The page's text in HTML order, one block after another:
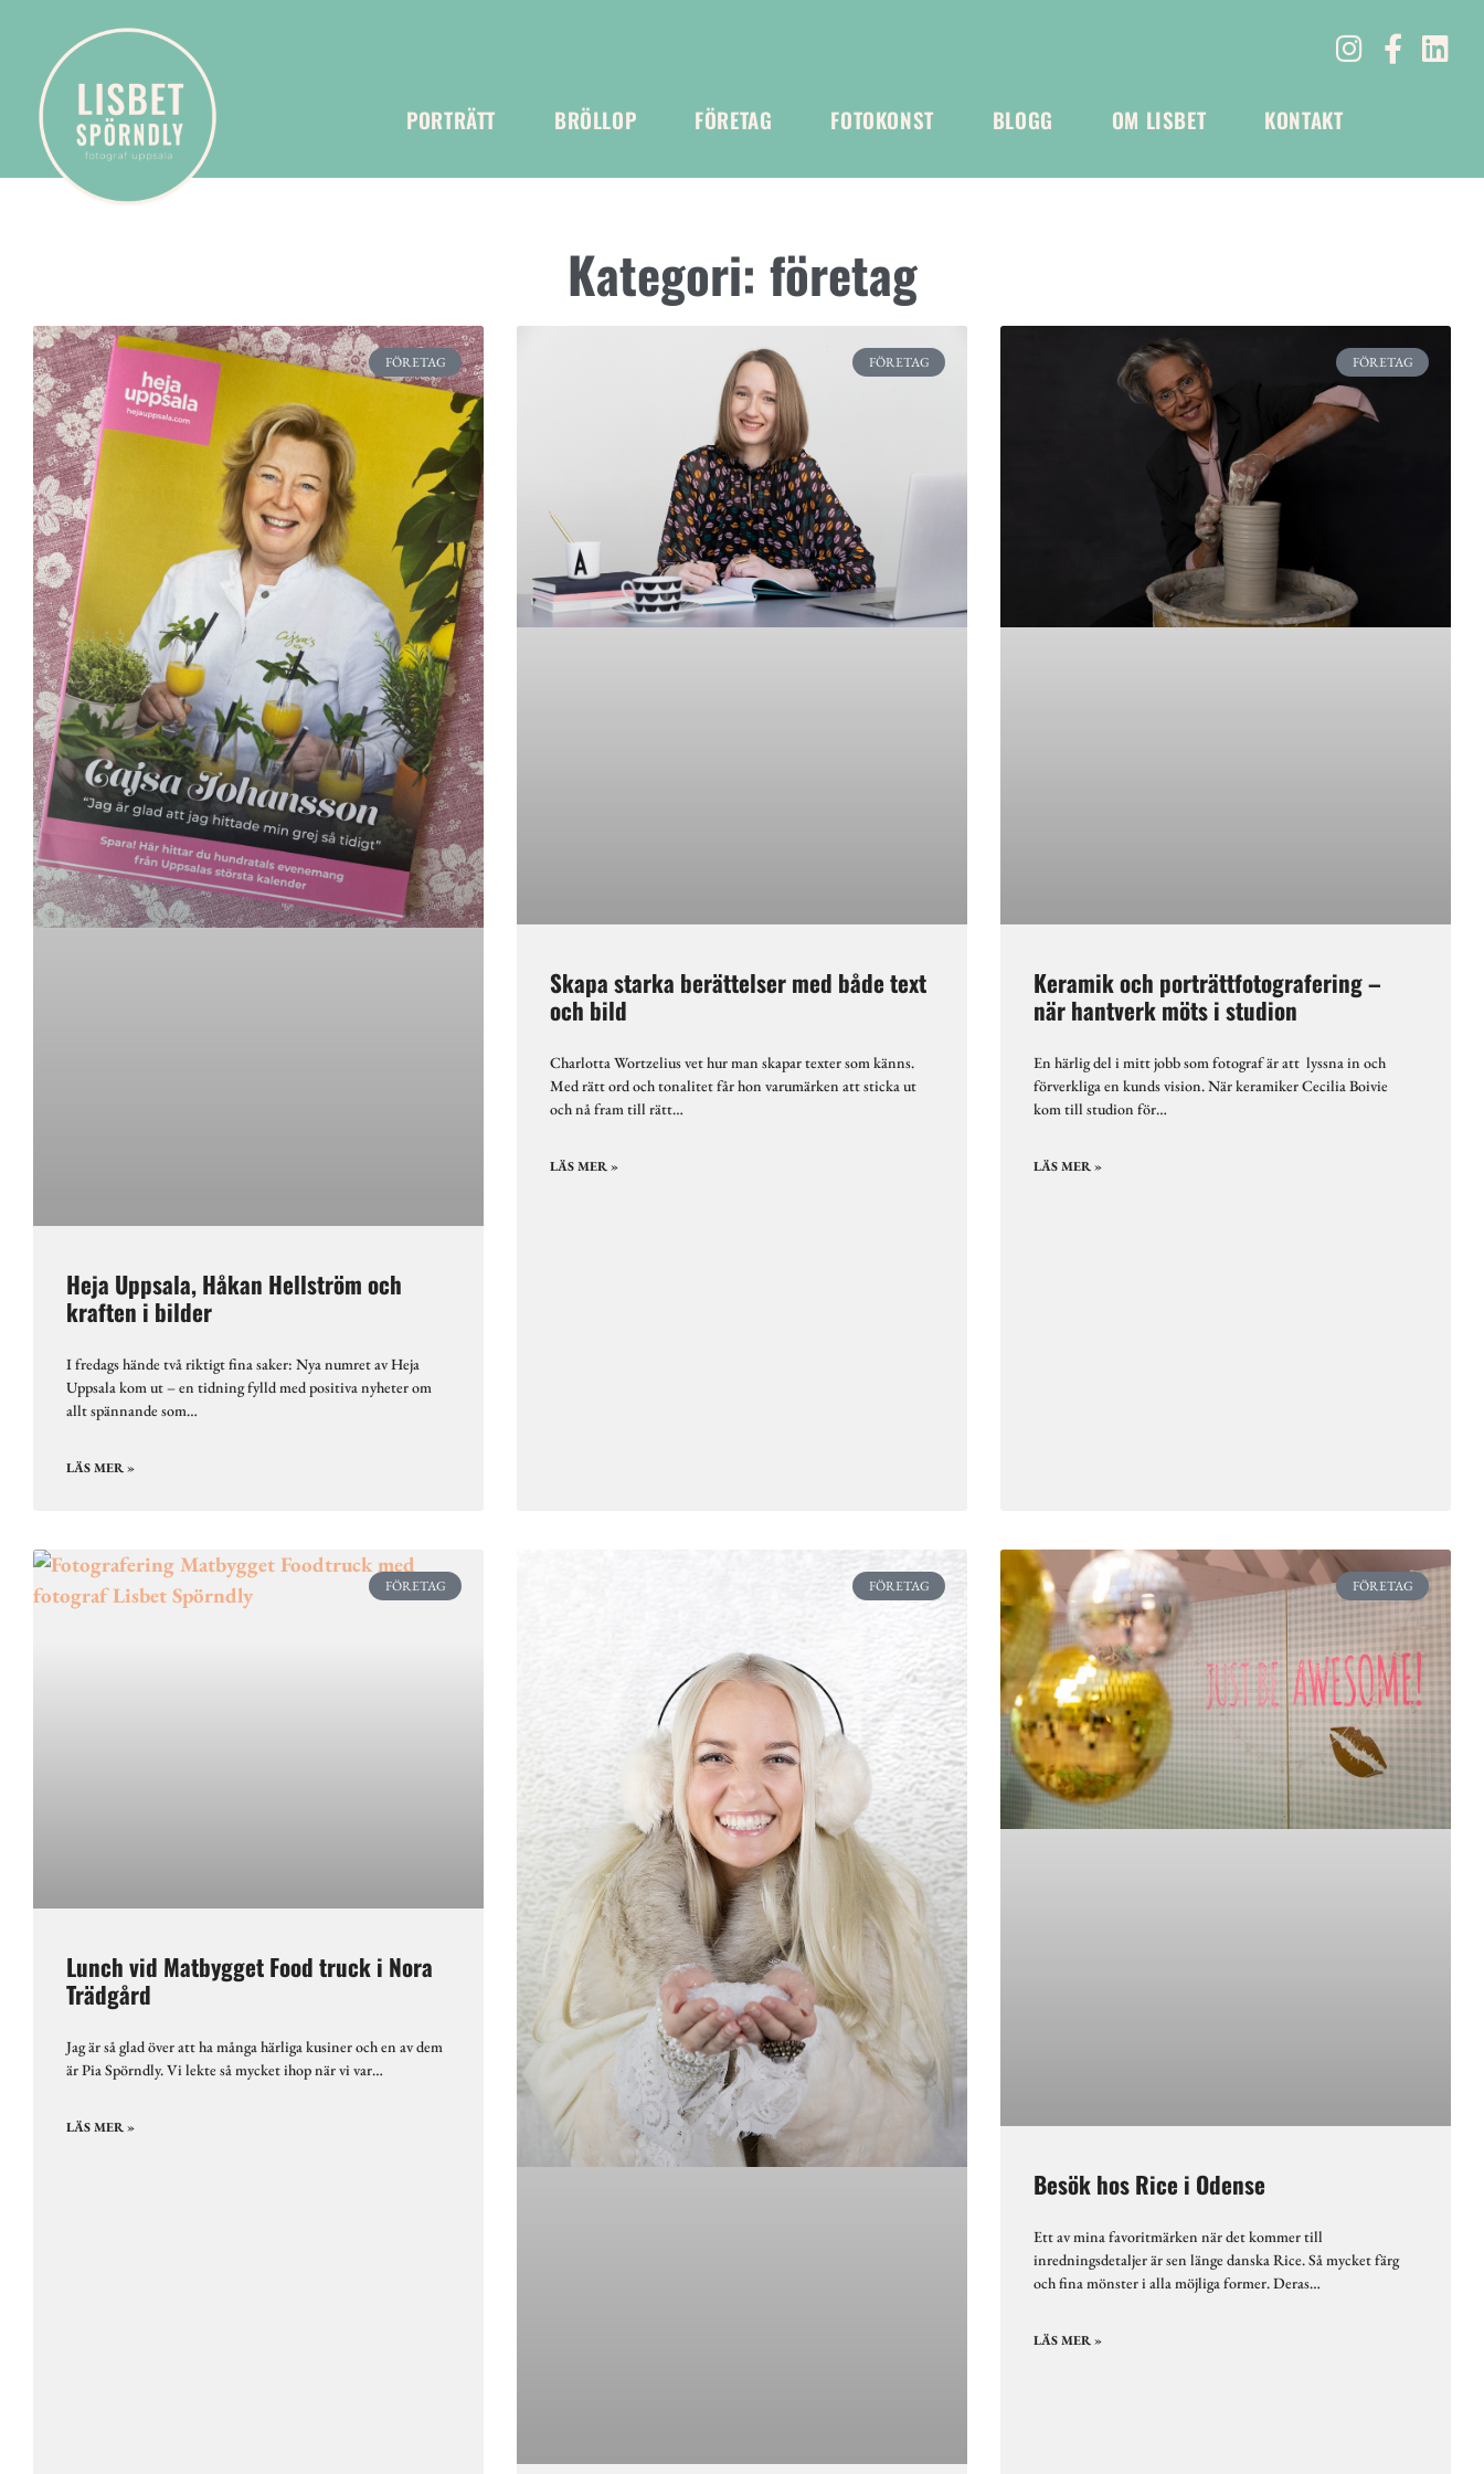
PORTRÄTT BRÖLLOP FÖRETAG FOTOKONST BLOGG OM LISBET KONTAKT
Kategori: företag
FÖRETAG
Heja Uppsala, Håkan Hellström och
kraften i bilder
I fredags hände två riktigt fina saker: Nya numret av Heja
Uppsala kom ut – en tidning fylld med positiva nyheter om
allt spännande som…
LÄS MER »
FÖRETAG
Skapa starka berättelser med både text
och bild
Charlotta Wortzelius vet hur man skapar texter som känns.
Med rätt ord och tonalitet får hon varumärken att sticka ut
och nå fram till rätt…
LÄS MER »
FÖRETAG
Keramik och porträttfotografering –
när hantverk möts i studion
En härlig del i mitt jobb som fotograf är att lyssna in och
förverkliga en kunds vision. När keramiker Cecilia Boivie
kom till studion för…
LÄS MER »
FÖRETAG
Lunch vid Matbygget Food truck i Nora
Trädgård
Jag är så glad över att ha många härliga kusiner och en av dem
är Pia Spörndly. Vi lekte så mycket ihop när vi var…
LÄS MER »
FÖRETAG FÖRETAG
Besök hos Rice i Odense
Ett av mina favoritmärken när det kommer till
inredningsdetaljer är sen länge danska Rice. Så mycket färg
och fina mönster i alla möjliga former. Deras…
LÄS MER »